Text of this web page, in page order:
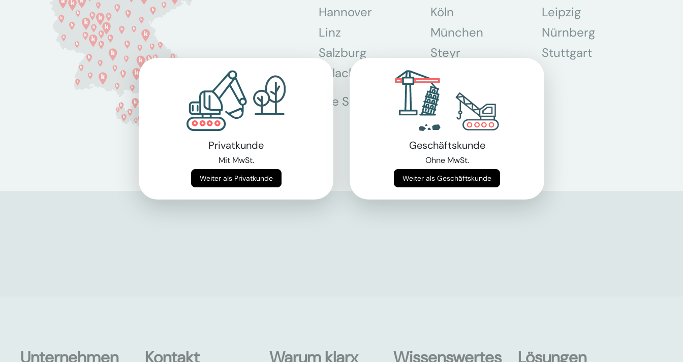
Hannover Köln
Leipzig
Linz
München
Nürnberg
Salzburg
Steyr
Stuttgart
Villach
Alle Standorte
Unternehmen Kontakt Warum klarx Wissenswertes Lösungen
Privatkunde
Mit MwSt.
Weiter als Privatkunde
Geschäftskunde
Ohne MwSt.
Weiter als Geschäftskunde